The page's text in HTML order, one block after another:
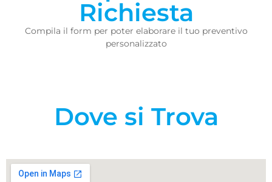
Richiesta
Compila il form per poter elaborare il tuo preventivo
personalizzato
Dove si Trova